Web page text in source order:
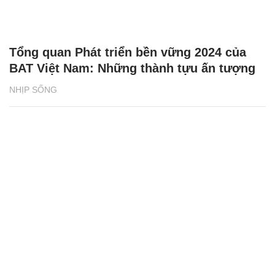
NHỊP SỐNG
Tổng quan Phát triển bền vững 2024 của
BAT Việt Nam: Những thành tựu ấn tượng